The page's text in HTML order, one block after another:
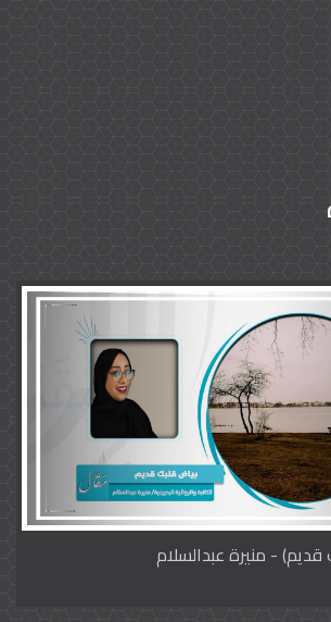
- منيرة عبدالسلام